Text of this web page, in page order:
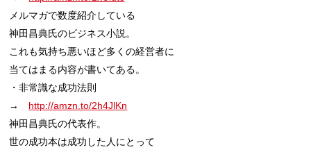
メルマガで数度紹介している
神田昌典氏のビジネス小説。
これも気持ち悪いほど多くの経営者に
当てはまる内容が書いてある。
・非常識な成功法則
→ http://amzn.to/2h4JlKn
神田昌典氏の代表作。
世の成功本は成功した人にとって